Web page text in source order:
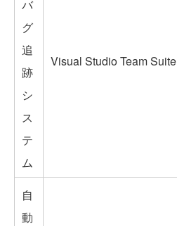
バ
グ
追
跡
シ
ス
テ
ム
Visual Studio Team Suite
自
動